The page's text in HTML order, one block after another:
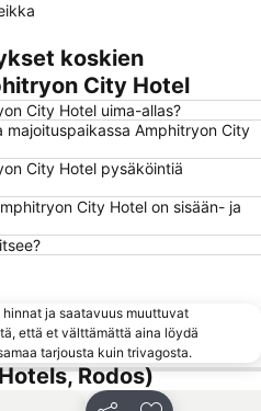
Water Park Faliraki
Cactus
Pallas - 5 Cinemas Center
Acropolis of Lindos
Mandraki
Kolimbia
Mantomata
Aqua Dream Water Park
«The Blue Orange Band» live Friday's
Lardos
26. 28th October - NO anniversary
koskien
City Hotel
City Hotel uima-allas?
Amphitryon City
City Hotel pysäköintiä
City Hotel on sisään- ja
ja saatavuus muuttuvat
että et välttämättä aina löydä
tarjousta kuin trivagosta.
Rodos)